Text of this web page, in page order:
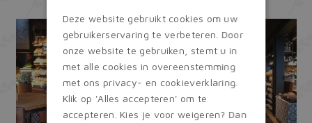
Deze website gebruikt cookies om uw
gebruikerservaring te verbeteren. Door
onze website te gebruiken, stemt u in
met alle cookies in overeenstemming
met ons privacy- en cookieverklaring.
Klik op 'Alles accepteren' om te
accepteren. Kies je voor weigeren? Dan